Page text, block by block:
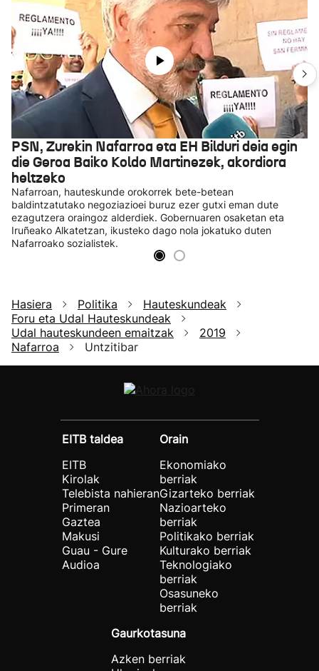
PSN, Zurekin Nafarroa eta EH Bilduri deia egin
die Geroa Baiko Koldo Martinezek, akordiora
heltzeko
Nafarroan, hauteskunde orokorrek bete-betean
baldintzatutako negoziazioei buruz ezer gutxi eman dute
ezagutzera oraingoz alderdiek. Gobernuaren osaketan eta
Iruñeako Alkatetzan, ikusteko dago nola jokatuko duten
Nafarroako sozialistek.
Hasiera Politika
Hauteskundeak
Foru eta Udal Hauteskundeak
Udal hauteskundeen emaitzak
2019
Nafarroa
Untzitibar
EITB taldea
EITB
Kirolak
Telebista nahieran
Primeran
Gaztea
Makusi
Guau - Gure
Audioa
Orain
Ekonomiako
berriak
Gizarteko berriak
Nazioarteko
berriak
Politikako berriak
Kulturako berriak
Teknologiako
berriak
Osasuneko
berriak
Gaurkotasuna
Azken berriak